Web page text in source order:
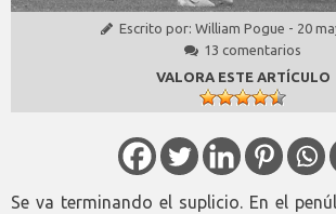
Escrito por: William Pogue - 20
13 comentarios
VALORA ESTE ARTÍCULO
Se va terminando el suplicio. En el